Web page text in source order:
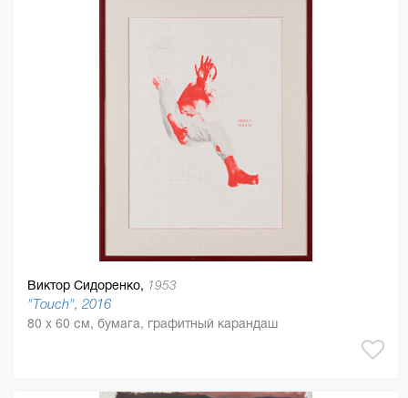
Виктор Сидоренко, 1953
"Touch", 2016
80 x 60 см, бумага, графитный карандаш